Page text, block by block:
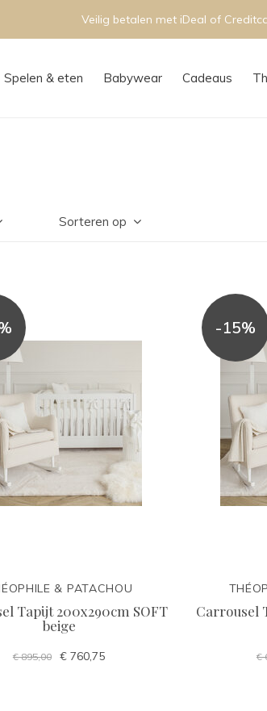
Spelen & eten Babywear Cadeaus
Veilig betalen met iDeal of
Sorteren op
& PATACHOU
Tapijt 200x290cm SOFT
beige
€ 895,00 € 760,75
-15%
Carrousel
€